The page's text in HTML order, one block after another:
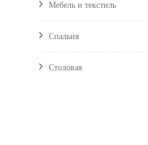
Мебель и текстиль
Спальня
Столовая